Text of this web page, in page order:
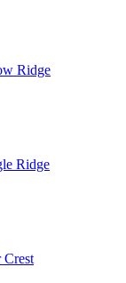
Ridge
Ridge
Crest